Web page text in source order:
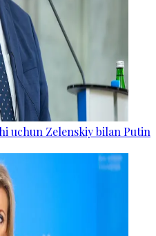
uchun Zelenskiy bilan Putin